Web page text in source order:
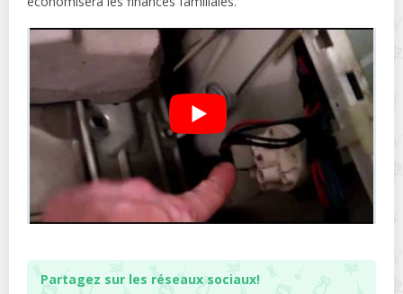
Partagez sur les réseaux sociaux!